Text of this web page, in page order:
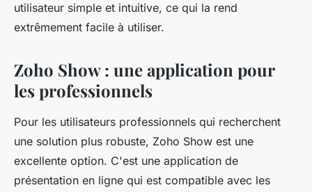
utilisateur simple et intuitive, ce qui la rend
extrêmement facile à utiliser.
Zoho Show : une application pour
les professionnels
Pour les utilisateurs professionnels qui recherchent
une solution plus robuste, Zoho Show est une
excellente option. C'est une application de
présentation en ligne qui est compatible avec les